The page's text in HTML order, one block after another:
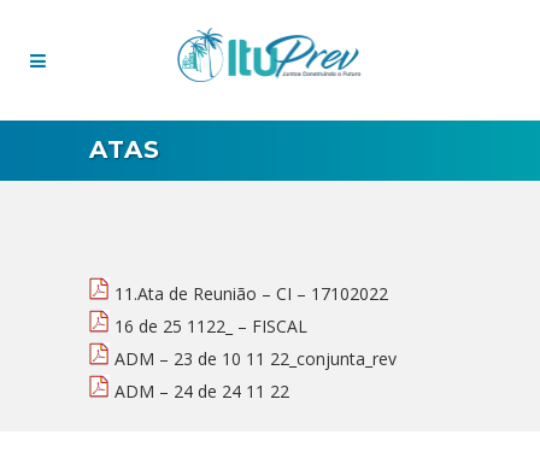
ATAS
11.Ata de Reunião – CI – 17102022
16 de 25 1122_ – FISCAL
ADM – 23 de 10 11 22_conjunta_rev
ADM – 24 de 24 11 22